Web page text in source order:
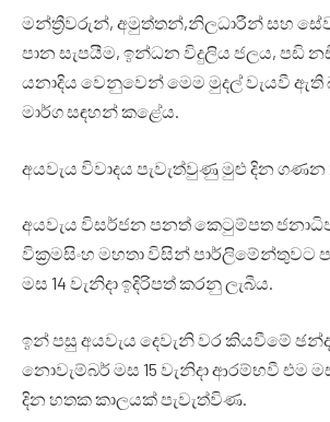
මන්ත්‍රීවරුන්, අමුත්තන්,නිලධාරීන් සහ
පාන සැපයීම, ඉන්ධන විදුලිය ජලය, පඩි
යනාදිය වෙනුවෙන් මෙම මුදල් වැයවී ඇති
මාර්ග සඳහන් කළේය.
අයවැය විවාදය පැවැත්වුණු මුළු දින ගණන
අයවැය විසර්ජන පනත් කෙටුම්පත
වික්‍රමසිංහ මහතා විසින් පාර්ලිමේන්තුවට
මස 14 වැනිදා ඉදිරිපත් කරනු ලැබීය.
ඉන් පසු අයවැය දෙවැනි වර කියවීමේ
නොවැම්බර් මස 15 වැනිදා ආරම්භවී එම මස
දින හතක කාලයක් පැවැත්විණ.